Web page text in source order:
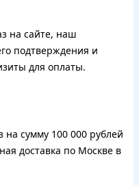
на сайте, наш
подтверждения и
для оплаты.
на сумму 100 000 рублей
доставка по Москве в